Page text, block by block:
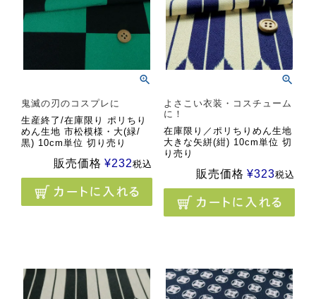
鬼滅の刃のコスプレに
生産終了/在庫限り ポリちり
めん生地 市松模様・大(緑/
黒) 10cm単位 切り売り
販売価格 ¥232税込
よさこい衣装・コスチューム
に！
在庫限り／ポリちりめん生地
大きな矢絣(紺) 10cm単位 切
り売り
販売価格 ¥323税込